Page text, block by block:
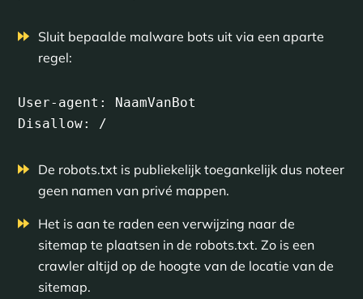
Sluit bepaalde malware bots uit via een aparte
regel:
User-agent: NaamVanBot
Disallow: /
De robots.txt is publiekelijk toegankelijk dus noteer
geen namen van privé mappen.
Het is aan te raden een verwijzing naar de
sitemap te plaatsen in de robots.txt. Zo is een
crawler altijd op de hoogte van de locatie van de
sitemap.